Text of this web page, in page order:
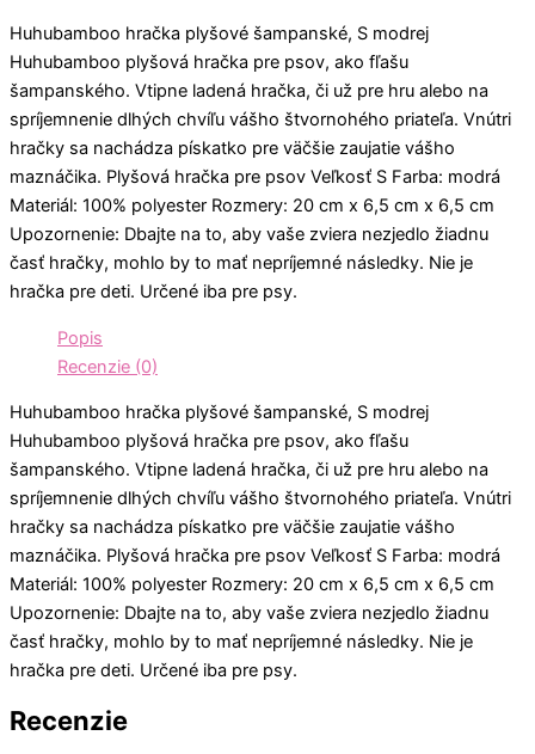
Huhubamboo hračka plyšové šampanské, S modrej
Huhubamboo plyšová hračka pre psov, ako fľašu
šampanského. Vtipne ladená hračka, či už pre hru alebo na
spríjemnenie dlhých chvíľu vášho štvornohého priateľa. Vnútri
hračky sa nachádza pískatko pre väčšie zaujatie vášho
maznáčika. Plyšová hračka pre psov Veľkosť S Farba: modrá
Materiál: 100% polyester Rozmery: 20 cm x 6,5 cm x 6,5 cm
Upozornenie: Dbajte na to, aby vaše zviera nezjedlo žiadnu
časť hračky, mohlo by to mať nepríjemné následky. Nie je
hračka pre deti. Určené iba pre psy.
Popis
Recenzie (0)
Huhubamboo hračka plyšové šampanské, S modrej
Huhubamboo plyšová hračka pre psov, ako fľašu
šampanského. Vtipne ladená hračka, či už pre hru alebo na
spríjemnenie dlhých chvíľu vášho štvornohého priateľa. Vnútri
hračky sa nachádza pískatko pre väčšie zaujatie vášho
maznáčika. Plyšová hračka pre psov Veľkosť S Farba: modrá
Materiál: 100% polyester Rozmery: 20 cm x 6,5 cm x 6,5 cm
Upozornenie: Dbajte na to, aby vaše zviera nezjedlo žiadnu
časť hračky, mohlo by to mať nepríjemné následky. Nie je
hračka pre deti. Určené iba pre psy.
Recenzie